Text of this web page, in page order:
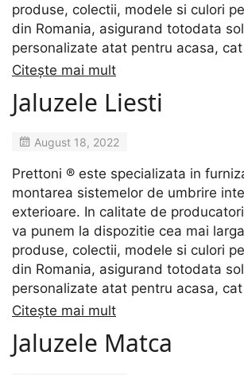
produse, colectii, modele si culori
din Romania, asigurand totodata
personalizate atat pentru acasa,
Citește mai mult
Jaluzele Liesti
August 18, 2022
Prettoni ® este specializata in
montarea sistemelor de umbrire
exterioare. In calitate de
va punem la dispozitie cea mai
produse, colectii, modele si culori
din Romania, asigurand totodata
personalizate atat pentru acasa,
Citește mai mult
Jaluzele Matca